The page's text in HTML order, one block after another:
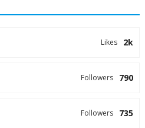
2k
Likes
790
Followers
735
Followers